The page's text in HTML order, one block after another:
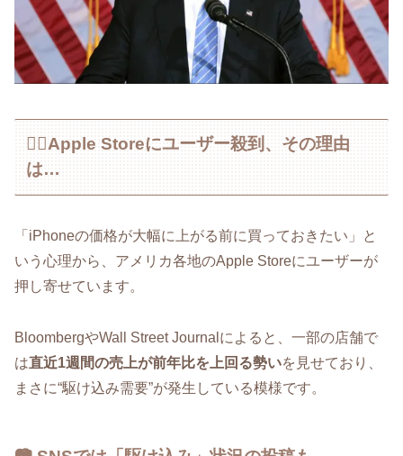
🏃‍♂️Apple Storeにユーザー殺到、その理由
は…
「iPhoneの価格が大幅に上がる前に買っておきたい」と
いう心理から、アメリカ各地のApple Storeにユーザーが
押し寄せています。
BloombergやWall Street Journalによると、一部の店舗で
は直近1週間の売上が前年比を上回る勢いを見せており、
まさに“駆け込み需要”が発生している模様です。